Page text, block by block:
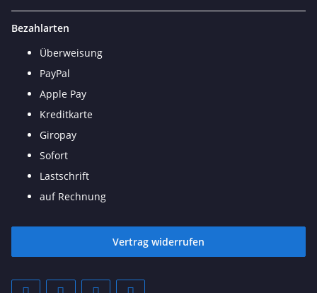
Bezahlarten
Überweisung
PayPal
Apple Pay
Kreditkarte
Giropay
Sofort
Lastschrift
auf Rechnung
Vertrag widerrufen